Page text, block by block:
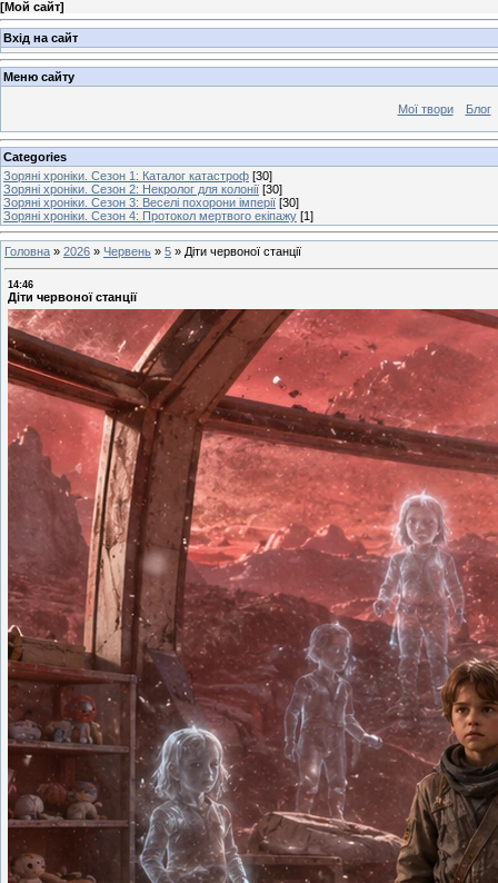
[Мой сайт]
Вхід на сайт
Меню сайту
Мої твори Блог
Categories
Зоряні хроніки. Сезон 1: Каталог катастроф [30]
Зоряні хроніки. Сезон 2: Некролог для колонії [30]
Зоряні хроніки. Сезон 3: Веселі похорони імперії [30]
Зоряні хроніки. Сезон 4: Протокол мертвого екіпажу [1]
Головна » 2026 » Червень » 5 » Діти червоної станції
14:46
Діти червоної станції